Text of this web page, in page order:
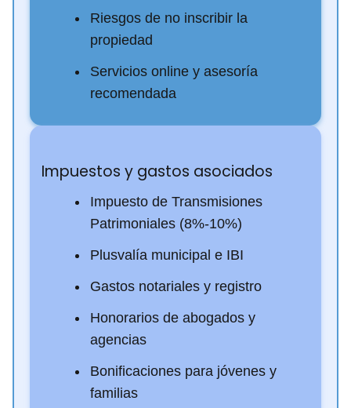
Riesgos de no inscribir la
propiedad
Servicios online y asesoría
recomendada
Impuestos y gastos asociados
Impuesto de Transmisiones
Patrimoniales (8%-10%)
Plusvalía municipal e IBI
Gastos notariales y registro
Honorarios de abogados y
agencias
Bonificaciones para jóvenes y
familias